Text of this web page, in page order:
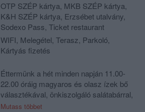
OTP SZÉP kártya, MKB SZÉP kártya,
K&H SZÉP kártya, Erzsébet utalvány,
Sodexo Pass, Ticket restaurant
WIFI, Melegétel, Terasz, Parkoló,
Kártyás fizetés
Éttermünk a hét minden napján 11.00-
22.00 óráig magyaros és olasz ízek bő
választékával, önkiszolgáló salátabárral,
nyáron grill terasszal áll kedves
Mutass többet